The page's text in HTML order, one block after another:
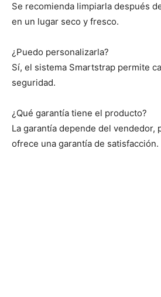
Se recomienda limpiarla después
en un lugar seco y fresco.
¿Puedo personalizarla?
Sí, el sistema Smartstrap permite
seguridad.
¿Qué garantía tiene el producto?
La garantía depende del vendedor,
ofrece una garantía de satisfacción.